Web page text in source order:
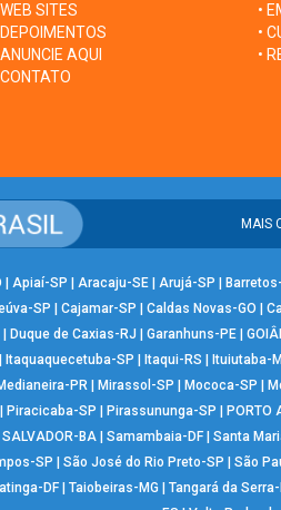
WEB SITES
DEPOIMENTOS
ANUNCIE AQUI
CONTATO
•
•
•
MAIS
Apiaí-SP Aracaju-SE| Arujá-SP
SP Cajamar-SP Caldas Novas-GO
Duque de Caxias-RJ Garanhuns-PE
Itaquaquecetuba-SP Itaqui-RS Ituiutaba-
PR Mirassol-SP Mococa-SP
Piracicaba-SP Pirassununga-SP PORTO
SALVADOR-BA Samambaia-DF Santa
SP São José do Rio Preto-SP São
DF| Taiobeiras-MG Tangará da